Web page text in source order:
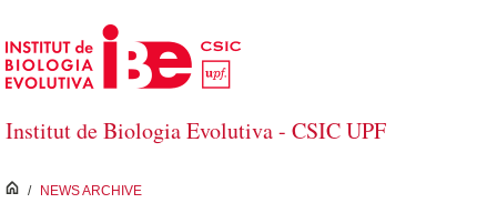
Saltar al contenido principal
Institut de Biologia Evolutiva - CSIC UPF
inici
/ NEWS ARCHIVE